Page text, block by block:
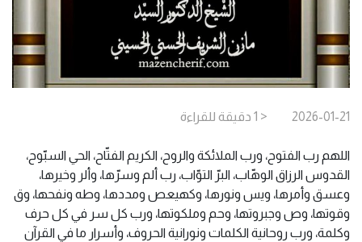
2026-01-21
< 1 دقيقة للقراءة
اللهم رب الفتوح، ورب الملائكة والروح، الكريم الفتّاح، الحي السبّوح،
القدوس الرزاق الوهّاب، البرّ التوّاب، رب ألم وسرّها، وألر وخيرها،
وعسق وأمرها، ويس ونورها، وكهيعص ومددها، وطه ونفحها، وق
وقوتها، وص وجبروتها، وحم وملكوتها، ورب كل سر في كل حرف
وكلمة، ورب روحانية الكلمات ونورانية الحروف، وأسرار ما في القرآن